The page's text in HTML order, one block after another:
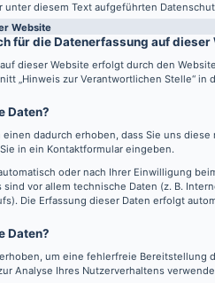
unter diesem Text aufgeführten
Website
für die Datenerfassung auf dieser
dieser Website erfolgt durch den
„Hinweis zur Verantwortlichen Stelle“ in
Daten?
dadurch erhoben, dass Sie uns
in ein Kontaktformular eingeben.
oder nach Ihrer Einwilligung
sind vor allem technische Daten (z. B.
Die Erfassung dieser Daten erfolgt
Daten?
um eine fehlerfreie Bereitstellung
Analyse Ihres Nutzerverhaltens